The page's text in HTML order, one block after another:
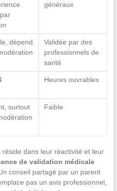
généraux
dépend
Validée par des
professionnels de
santé
Heures ouvrables
surtout
Faible
réside dans leur réactivité et leur
de validation médicale
conseil partagé par un parent
pas un avis professionnel,